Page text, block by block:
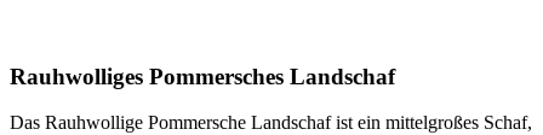
Rauhwolliges Pommersches Landschaf
Das Rauhwollige Pommersche Landschaf ist ein mittelgroßes Schaf,